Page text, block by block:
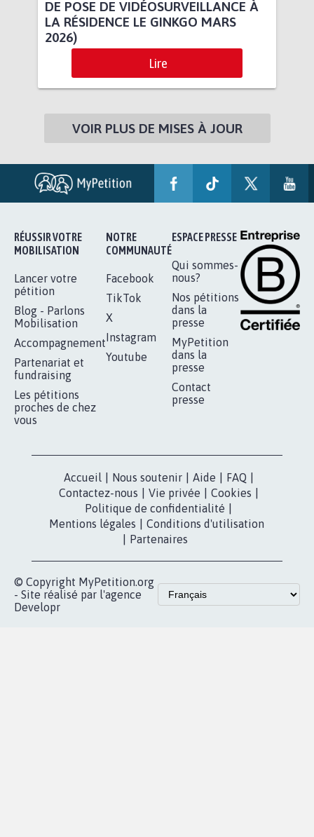
DE POSE DE VIDÉOSURVEILLANCE À
LA RÉSIDENCE LE GINKGO MARS
2026)
Lire
VOIR PLUS DE MISES À JOUR
RÉUSSIR VOTRE
MOBILISATION
Lancer votre
pétition
Blog - Parlons
Mobilisation
Accompagnement
Partenariat et
fundraising
Les pétitions
proches de chez
vous
NOTRE
COMMUNAUTÉ
Facebook
TikTok
X
Instagram
Youtube
ESPACE PRESSE
Qui sommes-
nous?
Nos pétitions
dans la
presse
MyPetition
dans la
presse
Contact
presse
Accueil Nous soutenir Aide FAQ
Contactez-nous
Vie privée Cookies
Politique de confidentialité
Mentions légales
Conditions d'utilisation
Partenaires
© Copyright MyPetition.org
- Site réalisé par l'agence
Developr